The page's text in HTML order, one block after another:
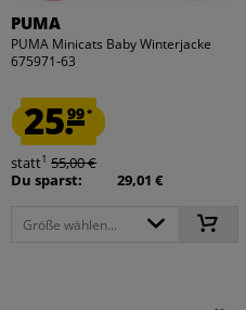
PUMA
PUMA Minicats Baby Winterjacke
675971-63
25.99*
statt1 55,00 €
Du sparst:
29,01 €
Größe wählen...